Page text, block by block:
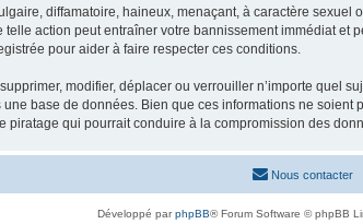
diffamatoire, haineux, menaçant, à caractère
action peut entraîner votre bannissement immédiat et
pour aider à faire respecter ces conditions.
modifier, déplacer ou verrouiller n’importe quel
base de données. Bien que ces informations ne
qui pourrait conduire à la compromission des
Nous contacter
Développé parphpBB® Forum Software © phpBB